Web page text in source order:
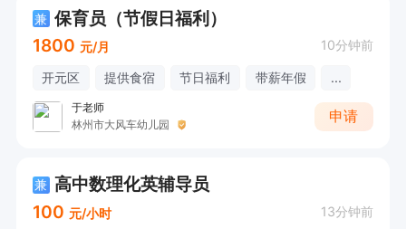
兼 保育员（节假日福利）
1800 元/月 10分钟前
开元区 提供食宿 节日福利 带薪年假 ...
于老师
林州市大风车幼儿园
申请
兼 高中数理化英辅导员
100 元/小时 13分钟前